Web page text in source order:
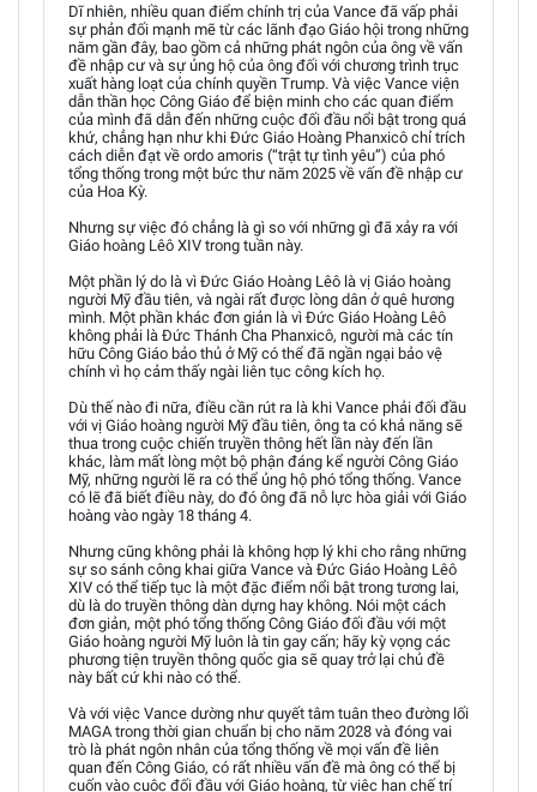
Dĩ nhiên, nhiều quan điểm chính trị của Vance đã vấp phải
sự phản đối mạnh mẽ từ các lãnh đạo Giáo hội trong những
năm gần đây, bao gồm cả những phát ngôn của ông về vấn
đề nhập cư và sự ủng hộ của ông đối với chương trình trục
xuất hàng loạt của chính quyền Trump. Và việc Vance viện
dẫn thần học Công Giáo để biện minh cho các quan điểm
của mình đã dẫn đến những cuộc đối đầu nổi bật trong quá
khứ, chẳng hạn như khi Đức Giáo Hoàng Phanxicô chỉ trích
cách diễn đạt về ordo amoris (“trật tự tình yêu”) của phó
tổng thống trong một bức thư năm 2025 về vấn đề nhập cư
của Hoa Kỳ.
Nhưng sự việc đó chẳng là gì so với những gì đã xảy ra với
Giáo hoàng Lêô XIV trong tuần này.
Một phần lý do là vì Đức Giáo Hoàng Lêô là vị Giáo hoàng
người Mỹ đầu tiên, và ngài rất được lòng dân ở quê hương
mình. Một phần khác đơn giản là vì Đức Giáo Hoàng Lêô
không phải là Đức Thánh Cha Phanxicô, người mà các tín
hữu Công Giáo bảo thủ ở Mỹ có thể đã ngần ngại bảo vệ
chính vì họ cảm thấy ngài liên tục công kích họ.
Dù thế nào đi nữa, điều cần rút ra là khi Vance phải đối đầu
với vị Giáo hoàng người Mỹ đầu tiên, ông ta có khả năng sẽ
thua trong cuộc chiến truyền thông hết lần này đến lần
khác, làm mất lòng một bộ phận đáng kể người Công Giáo
Mỹ, những người lẽ ra có thể ủng hộ phó tổng thống. Vance
có lẽ đã biết điều này, do đó ông đã nỗ lực hòa giải với Giáo
hoàng vào ngày 18 tháng 4.
Nhưng cũng không phải là không hợp lý khi cho rằng những
sự so sánh công khai giữa Vance và Đức Giáo Hoàng Lêô
XIV có thể tiếp tục là một đặc điểm nổi bật trong tương lai,
dù là do truyền thông dàn dựng hay không. Nói một cách
đơn giản, một phó tổng thống Công Giáo đối đầu với một
Giáo hoàng người Mỹ luôn là tin gay cấn; hãy kỳ vọng các
phương tiện truyền thông quốc gia sẽ quay trở lại chủ đề
này bất cứ khi nào có thể.
Và với việc Vance dường như quyết tâm tuân theo đường lối
MAGA trong thời gian chuẩn bị cho năm 2028 và đóng vai
trò là phát ngôn nhân của tổng thống về mọi vấn đề liên
quan đến Công Giáo, có rất nhiều vấn đề mà ông có thể bị
cuốn vào cuộc đối đầu với Giáo hoàng, từ việc hạn chế trí